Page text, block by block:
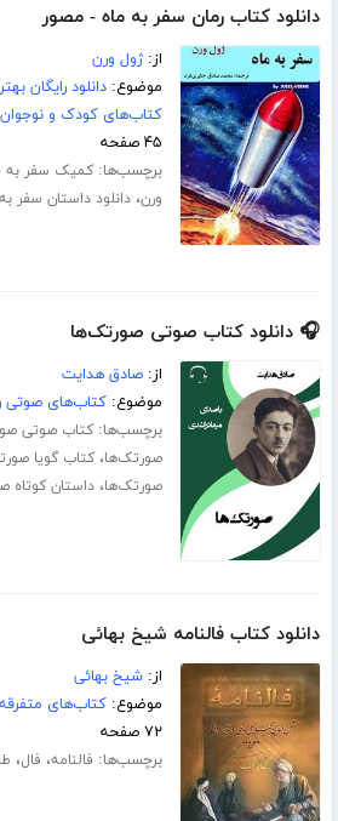
دانلود کتاب رمان سفر به ماه - مصور
از:ژول ورن
موضوع:دانلود رایگان
کتاب‌های کودک و نوجوان
۴۵ صفحه
برچسب‌ها:کمیک سفر به
ورن،دانلود داستان سفر
🎧 دانلود کتاب صوتی صورتک‌ها
از:صادق هدایت
موضوع:کتاب‌های صوتی
برچسب‌ها:کتاب صوتی
صورتک‌ها،کتاب گویا
صورتک‌ها،داستان کوتاه
دانلود کتاب فالنامه شیخ بهائی
از:شیخ بهائی
موضوع:کتاب‌های
۷۲ صفحه
برچسب‌ها: فالنامه، فال،